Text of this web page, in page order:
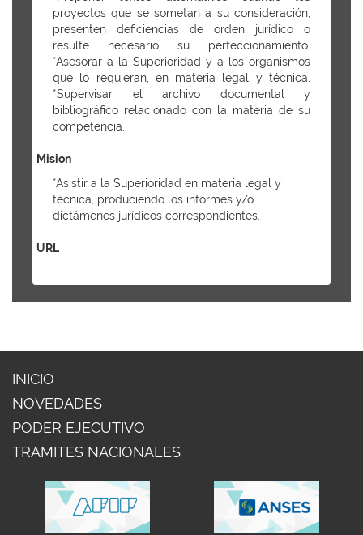
proyectos que se sometan a su consideración,
presenten deficiencias de orden jurídico o
resulte necesario su perfeccionamiento.
*Asesorar a la Superioridad y a los organismos
que lo requieran, en materia legal y técnica.
*Supervisar el archivo documental y
bibliográfico relacionado con la materia de su
competencia.
Mision
*Asistir a la Superioridad en materia legal y
técnica, produciendo los informes y/o
dictámenes jurídicos correspondientes.
URL
INICIO
NOVEDADES
PODER EJECUTIVO
TRAMITES NACIONALES